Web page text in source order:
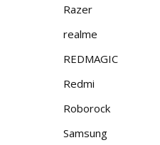
Razer
realme
REDMAGIC
Redmi
Roborock
Samsung